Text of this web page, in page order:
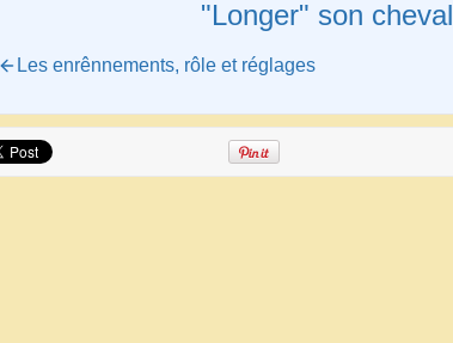
"Longer" son cheval
Les enrênnements, rôle et réglages